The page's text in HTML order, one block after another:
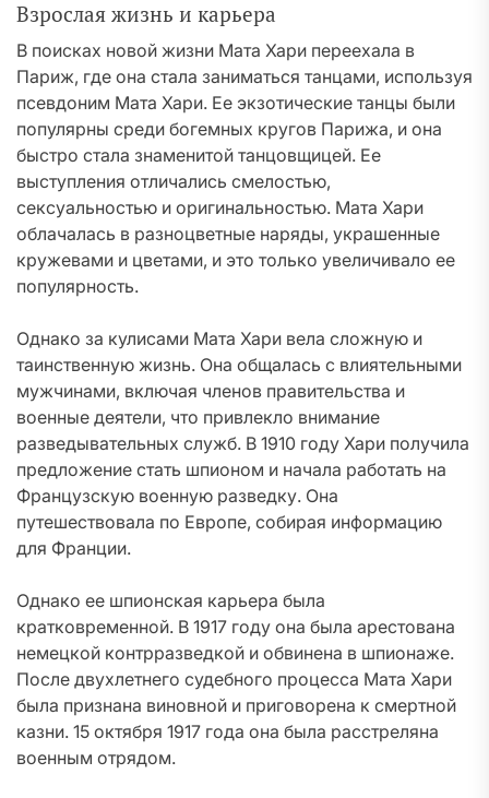
Взрослая жизнь и карьера
В поисках новой жизни Мата Хари переехала в
Париж, где она стала заниматься танцами, используя
псевдоним Мата Хари. Ее экзотические танцы были
популярны среди богемных кругов Парижа, и она
быстро стала знаменитой танцовщицей. Ее
выступления отличались смелостью,
сексуальностью и оригинальностью. Мата Хари
облачалась в разноцветные наряды, украшенные
кружевами и цветами, и это только увеличивало ее
популярность.
Однако за кулисами Мата Хари вела сложную и
таинственную жизнь. Она общалась с влиятельными
мужчинами, включая членов правительства и
военные деятели, что привлекло внимание
разведывательных служб. В 1910 году Хари получила
предложение стать шпионом и начала работать на
Французскую военную разведку. Она
путешествовала по Европе, собирая информацию
для Франции.
Однако ее шпионская карьера была
кратковременной. В 1917 году она была арестована
немецкой контрразведкой и обвинена в шпионаже.
После двухлетнего судебного процесса Мата Хари
была признана виновной и приговорена к смертной
казни. 15 октября 1917 года она была расстреляна
военным отрядом.